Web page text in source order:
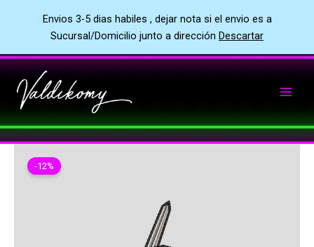
Envios 3-5 dias habiles , dejar nota si el envio es a
Sucursal/Domicilio junto a dirección Descartar
al
contenido
-12%